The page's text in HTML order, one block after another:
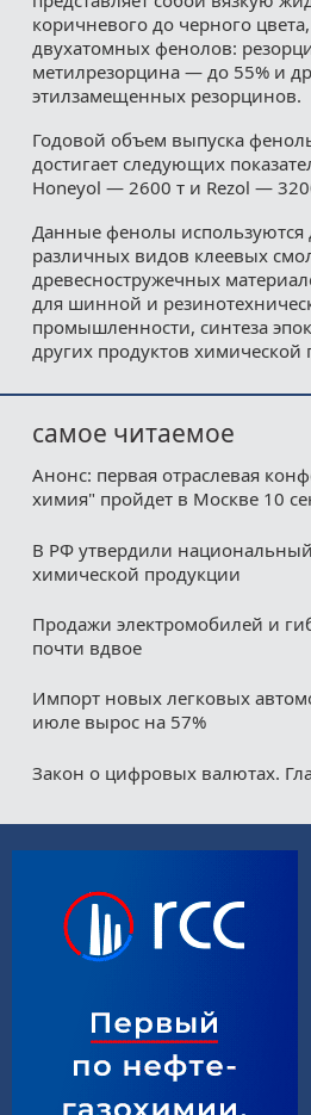
коричневого до черного
двухатомных фенолов:
метилрезорцина — до 55% и
этилзамещенных резорцинов.
Годовой объем выпуска
достигает следующих
Honeyol — 2600 т и Rezol —
Данные фенолы используются
различных видов клеевых
древесностружечных
для шинной и
промышленности, синтеза
других продуктов
самое читаемое
Анонс: первая отраслевая
химия" пройдет в Москве 10
В РФ утвердили
химической продукции
Продажи электромобилей и
почти вдвое
Импорт новых легковых
июле вырос на 57%
Закон о цифровых валютах.